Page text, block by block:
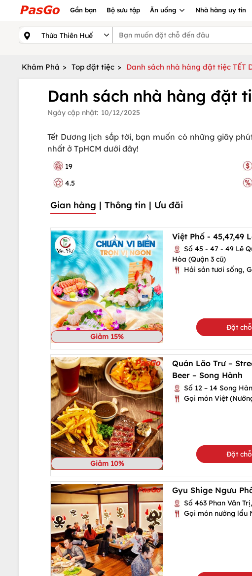
Gần bạn Bộ sưu tập Ăn uống Nhà hàng uy tín
Khám Phá > Top đặt tiệc > Danh sách nhà hàng đặt tiệc TẾT
Danh sách nhà hàng đặt
Ngày cập nhật: 10/12/2025
Tết Dương lịch sắp tới, bạn muốn có những giây
nhất ở TpHCM dưới đây!
19
4.5
Gian hàng | Thông tin | Ưu đãi
Giảm 15%
Việt Phố - 45,47,49
Số 45 - 47 - 49 Lê
Hòa (Quận 3 cũ)
Hải sản tươi sống,
Đặt
Giảm 10%
Quán Lão Trư –
Beer – Song Hành
Số 12 – 14 Song
Gọi món Việt
Đặt
Gyu Shige Ngưu
Số 463 Phan Văn
Gọi món nướng lẩu